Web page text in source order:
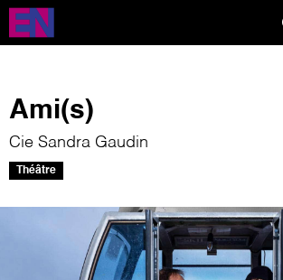
Direkt
zum
Inhalt
Ami(s)
Cie Sandra Gaudin
Théâtre